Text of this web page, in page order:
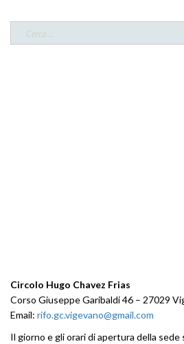
Circolo Hugo Chavez Frias
Corso Giuseppe Garibaldi 46 – 27029
Email: rifo.gc.vigevano@gmail.com
Il giorno e gli orari di apertura della